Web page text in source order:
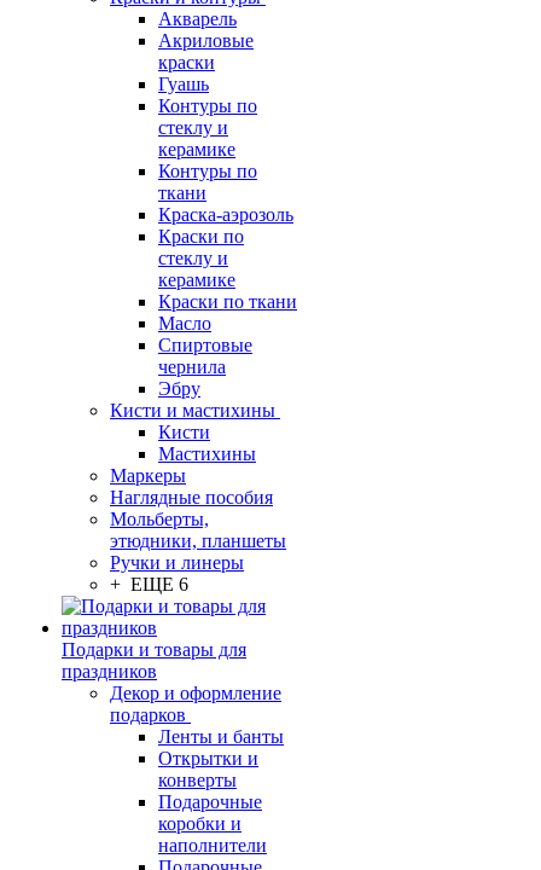
Акварель
Акриловые
краски
Гуашь
Контуры по
стеклу и
керамике
Контуры по
ткани
Краска-аэрозоль
Краски по
стеклу и
керамике
Краски по ткани
Масло
Спиртовые
чернила
Эбру
Кисти и мастихины
Кисти
Мастихины
Маркеры
Наглядные пособия
Мольберты,
этюдники, планшеты
Ручки и линеры
+ ЕЩЕ 6
Подарки и товары для
праздников
Декор и оформление
подарков
Ленты и банты
Открытки и
конверты
Подарочные
коробки и
наполнители